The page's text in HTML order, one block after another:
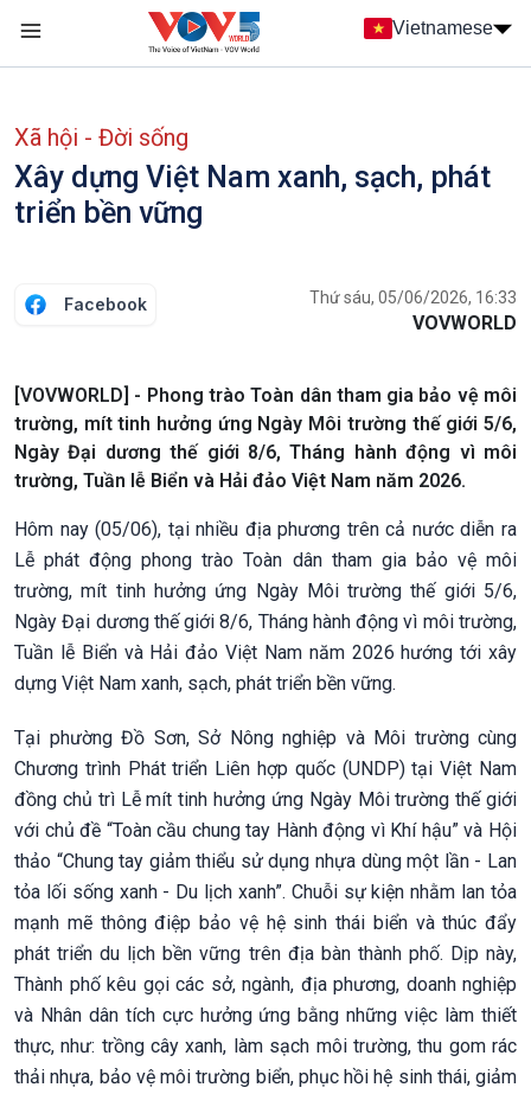
Nhảy đến nội dung
Vietnamese
Xã hội - Đời sống
Xây dựng Việt Nam xanh, sạch, phát
triển bền vững
Facebook Thứ sáu, 05/06/2026, 16:33
VOVWORLD
[VOVWORLD] - Phong trào Toàn dân tham gia bảo vệ môi
trường, mít tinh hưởng ứng Ngày Môi trường thế giới 5/6,
Ngày Đại dương thế giới 8/6, Tháng hành động vì môi
trường, Tuần lễ Biển và Hải đảo Việt Nam năm 2026.
Hôm nay (05/06), tại nhiều địa phương trên cả nước diễn ra
Lễ phát động phong trào Toàn dân tham gia bảo vệ môi
trường, mít tinh hưởng ứng Ngày Môi trường thế giới 5/6,
Ngày Đại dương thế giới 8/6, Tháng hành động vì môi trường,
Tuần lễ Biển và Hải đảo Việt Nam năm 2026 hướng tới xây
dựng Việt Nam xanh, sạch, phát triển bền vững.
Tại phường Đồ Sơn, Sở Nông nghiệp và Môi trường cùng
Chương trình Phát triển Liên hợp quốc (UNDP) tại Việt Nam
đồng chủ trì Lễ mít tinh hưởng ứng Ngày Môi trường thế giới
với chủ đề “Toàn cầu chung tay Hành động vì Khí hậu” và Hội
thảo “Chung tay giảm thiểu sử dụng nhựa dùng một lần - Lan
tỏa lối sống xanh - Du lịch xanh”. Chuỗi sự kiện nhằm lan tỏa
mạnh mẽ thông điệp bảo vệ hệ sinh thái biển và thúc đẩy
phát triển du lịch bền vững trên địa bàn thành phố. Dịp này,
Thành phố kêu gọi các sở, ngành, địa phương, doanh nghiệp
và Nhân dân tích cực hưởng ứng bằng những việc làm thiết
thực, như: trồng cây xanh, làm sạch môi trường, thu gom rác
thải nhựa, bảo vệ môi trường biển, phục hồi hệ sinh thái, giảm